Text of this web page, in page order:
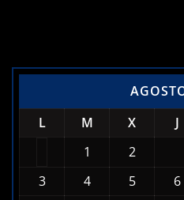
L
M X J
1
2
3
4 5 6